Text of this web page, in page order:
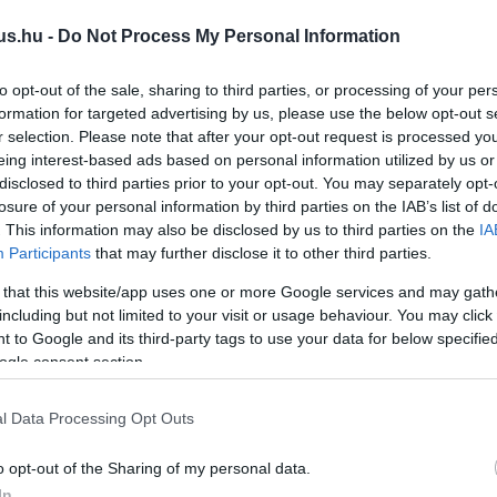
- Do Not Process My Personal Information
opt-out of the sale, sharing to third parties, or processing of your
for targeted advertising by us, please use the below opt-out
selection. Please note that after your opt-out request is processed
interest-based ads based on personal information utilized by us
to third parties prior to your opt-out. You may separately
of your personal information by third parties on the IAB’s list of
This information may also be disclosed by us to third parties on the
Participants that may further disclose it to other third parties.
that this website/app uses one or more Google services and may
but not limited to your visit or usage behaviour. You may
to Google and its third-party tags to use your data for below
consent section.
Data Processing Opt Outs
opt-out of the Sharing of my personal data.
majd el a Stuart Fails to Save the Universe-ben.
majdnem nemet mondott az
szerepe végül mindent megváltoztatott.
új Agymenők-spinoff
alkotói is visszatérnek, és ezúttal teljesen más
Stuart Fails to Save the Universe-zel.
balesete majdnem véget vetett az